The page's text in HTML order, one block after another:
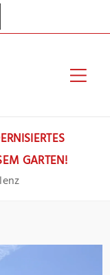
GARTEN!